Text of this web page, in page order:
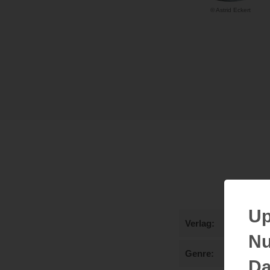
© Astrid Eckert
Verlag
Genre